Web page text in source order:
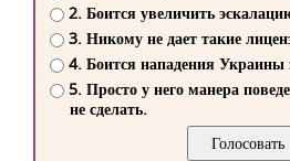
2. Боится увеличить
3. Никому не дает такие
4. Боится нападения
5. Просто у него манера
не сделать.